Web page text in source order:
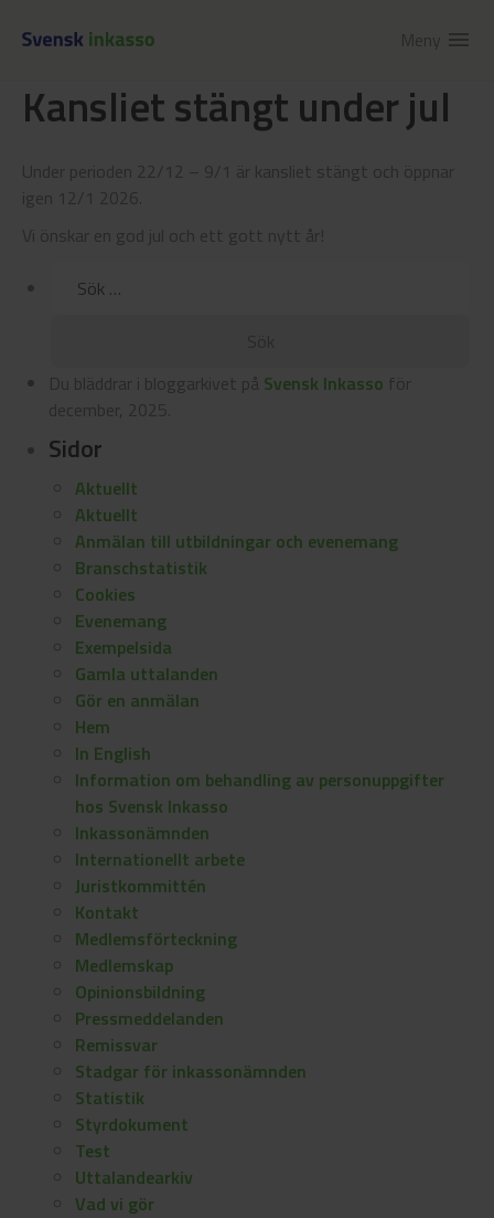
Meny menu
Kansliet stängt under jul
Under perioden 22/12 – 9/1 är kansliet stängt och öppnar
igen 12/1 2026.
Vi önskar en god jul och ett gott nytt år!
efter:
Du bläddrar i bloggarkivet på Svensk Inkasso för
december, 2025.
Sidor
Aktuellt
Aktuellt
Anmälan till utbildningar och evenemang
Branschstatistik
Cookies
Evenemang
Exempelsida
Gamla uttalanden
Gör en anmälan
Hem
In English
Information om behandling av personuppgifter
hos Svensk Inkasso
Inkassonämnden
Internationellt arbete
Juristkommittén
Kontakt
Medlemsförteckning
Medlemskap
Opinionsbildning
Pressmeddelanden
Remissvar
Stadgar för inkassonämnden
Statistik
Styrdokument
Test
Uttalandearkiv
Vad vi gör